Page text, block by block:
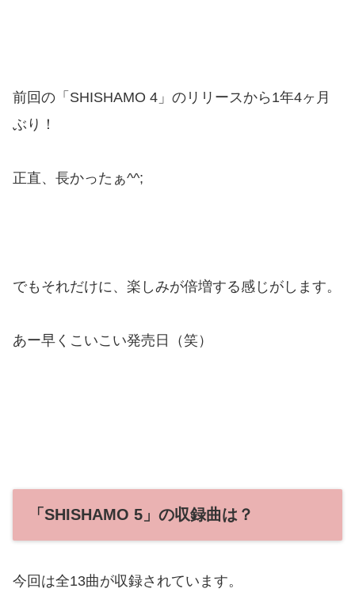
前回の「SHISHAMO 4」のリリースから1年4ヶ月
ぶり！
正直、長かったぁ^^;
でもそれだけに、楽しみが倍増する感じがします。
あー早くこいこい発売日（笑）
「SHISHAMO 5」の収録曲は？
今回は全13曲が収録されています。